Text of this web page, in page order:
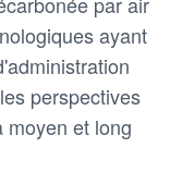
ayant
perspectives
moyen et long